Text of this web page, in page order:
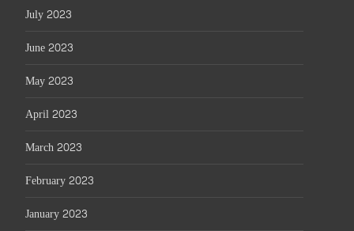
July 2023
June 2023
May 2023
April 2023
March 2023
February 2023
January 2023